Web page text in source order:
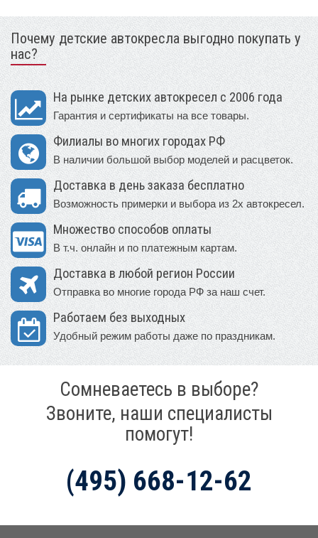
Почему детские автокресла выгодно покупать у
нас?
На рынке детских автокресел с 2006 года
Гарантия и сертификаты на все товары.
Филиалы во многих городах РФ
В наличии большой выбор моделей и расцветок.
Доставка в день заказа бесплатно
Возможность примерки и выбора из 2х автокресел.
Множество способов оплаты
В т.ч. онлайн и по платежным картам.
Доставка в любой регион России
Отправка во многие города РФ за наш счет.
Работаем без выходных
Удобный режим работы даже по праздникам.
Сомневаетесь в выборе?
Звоните, наши специалисты
помогут!
(495) 668-12-62